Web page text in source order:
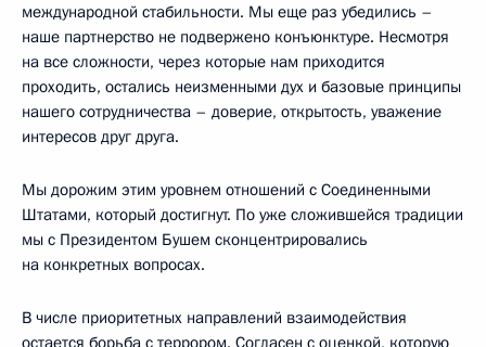
международной стабильности. Мы еще раз убедились –
наше партнерство не подвержено конъюнктуре. Несмотря
на все сложности, через которые нам приходится
проходить, остались неизменными дух и базовые принципы
нашего сотрудничества – доверие, открытость, уважение
интересов друг друга.
Мы дорожим этим уровнем отношений с Соединенными
Штатами, который достигнут. По уже сложившейся традиции
мы с Президентом Бушем сконцентрировались
на конкретных вопросах.
В числе приоритетных направлений взаимодействия
остается борьба с террором. Согласен с оценкой, которую